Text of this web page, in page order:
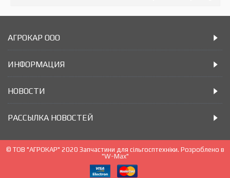
АГРОКАР ООО
ИНФОРМАЦИЯ
НОВОСТИ
РАССЫЛКА НОВОСТЕЙ
© ТОВ "АГРОКАР" 2020 Запчастини для сільгосптехніки. Розроблено в
"W-Max"